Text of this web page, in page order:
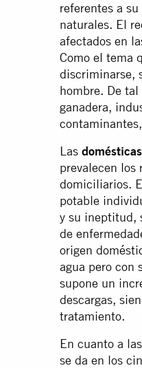
referentes a
naturales. El
afectados en
Como el tema
discriminarse,
hombre. De
ganadera,
Las domésticas
prevalecen los
domiciliarios.
potable
y su ineptitud,
de
origen
agua pero con
supone un
descargas,
tratamiento.
En cuanto a las
se da en los